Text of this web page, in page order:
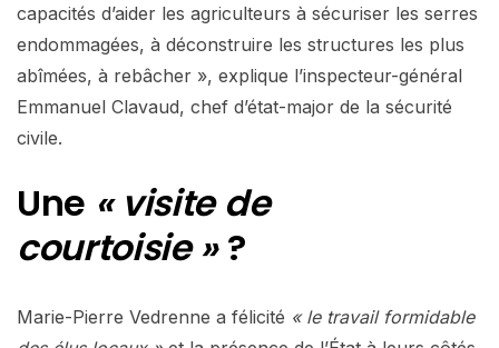
capacités d’aider les agriculteurs à sécuriser les serres
endommagées, à déconstruire les structures les plus
abîmées, à rebâcher », explique l’inspecteur-général
Emmanuel Clavaud, chef d’état-major de la sécurité
civile.
Une « visite de
courtoisie »?
Marie-Pierre Vedrenne a félicité « le travail formidable